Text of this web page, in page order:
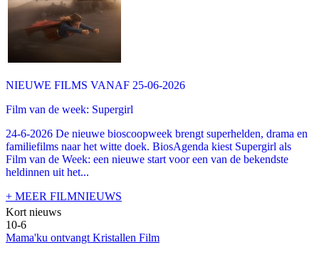
NIEUWE FILMS VANAF 25-06-2026
Film van de week: Supergirl
24-6-2026 De nieuwe bioscoopweek brengt superhelden, drama en
familiefilms naar het witte doek. BiosAgenda kiest Supergirl als
Film van de Week: een nieuwe start voor een van de bekendste
heldinnen uit het...
+ MEER FILMNIEUWS
Kort nieuws
10-6
Mama'ku ontvangt Kristallen Film